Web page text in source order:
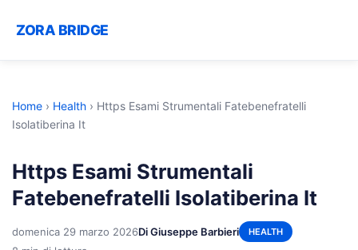
ZORA BRIDGE
Home › Health › Https Esami Strumentali Fatebenefratelli
Isolatiberina It
Https Esami Strumentali
Fatebenefratelli Isolatiberina It
domenica 29 marzo 2026Di Giuseppe Barbieri HEALTH